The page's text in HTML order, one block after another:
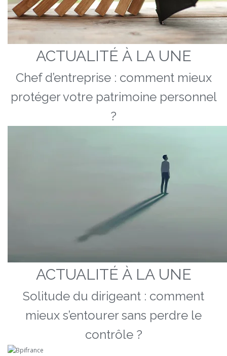
ACTUALITÉ À LA UNE
Chef d’entreprise : comment mieux
protéger votre patrimoine personnel
?
ACTUALITÉ À LA UNE
Solitude du dirigeant : comment
mieux s’entourer sans perdre le
contrôle ?